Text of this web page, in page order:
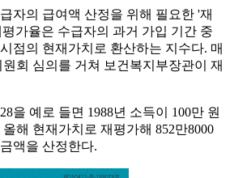
자의 급여액 산정을 위해 필요한 '재
가율은 수급자의 과거 가입 기간 중
점의 현재가치로 환산하는 지수다. 매
회 심의를 거쳐 보건복지부장관이 재
을 예로 들면 1988년 소득이 100만 원
해 현재가치로 재평가해 852만8000
액을 산정한다.